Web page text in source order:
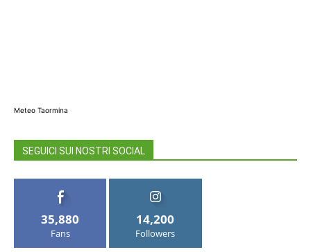
Meteo Taormina
SEGUICI SUI NOSTRI SOCIAL
35,880
Fans
14,200
Followers